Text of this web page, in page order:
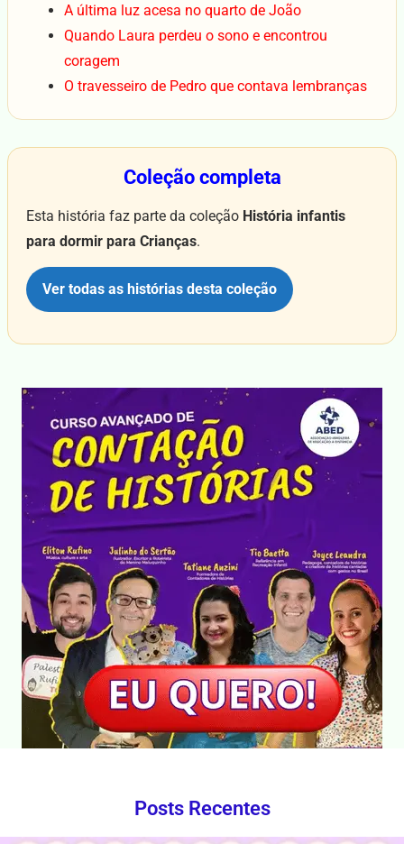
A última luz acesa no quarto de João
Quando Laura perdeu o sono e encontrou
coragem
O travesseiro de Pedro que contava lembranças
Coleção completa
Esta história faz parte da coleção História infantis
para dormir para Crianças.
Ver todas as histórias desta coleção
Posts Recentes